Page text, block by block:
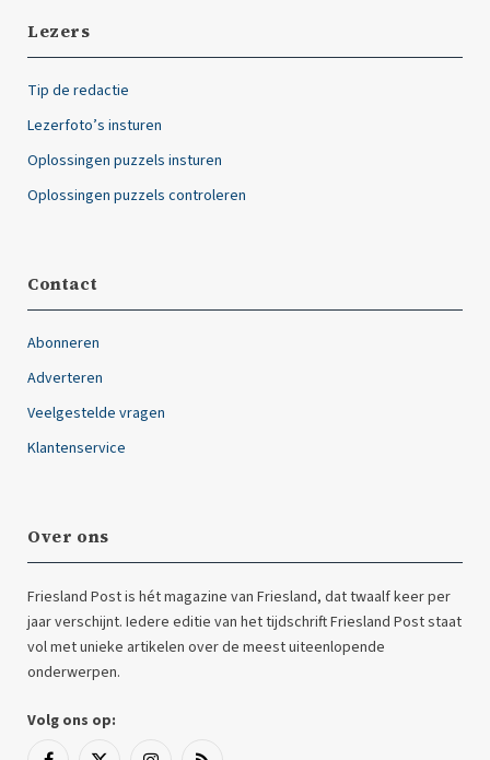
Lezers
Tip de redactie
Lezerfoto’s insturen
Oplossingen puzzels insturen
Oplossingen puzzels controleren
Contact
Abonneren
Adverteren
Veelgestelde vragen
Klantenservice
Over ons
Friesland Post is hét magazine van Friesland, dat twaalf keer per
jaar verschijnt. Iedere editie van het tijdschrift Friesland Post staat
vol met unieke artikelen over de meest uiteenlopende
onderwerpen.
Volg ons op: